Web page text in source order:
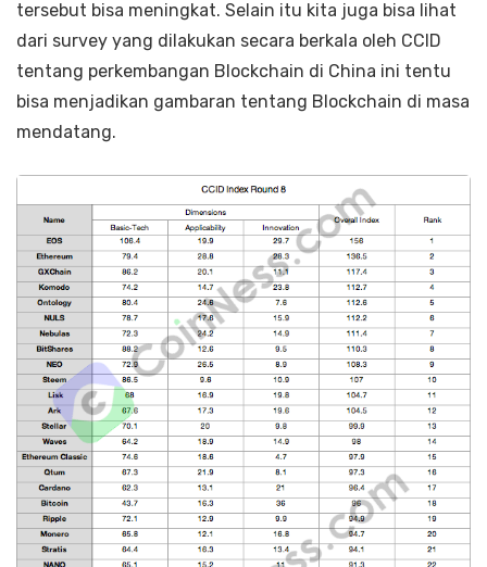
tersebut bisa meningkat. Selain itu kita juga bisa lihat
dari survey yang dilakukan secara berkala oleh CCID
tentang perkembangan Blockchain di China ini tentu
bisa menjadikan gambaran tentang Blockchain di masa
mendatang.